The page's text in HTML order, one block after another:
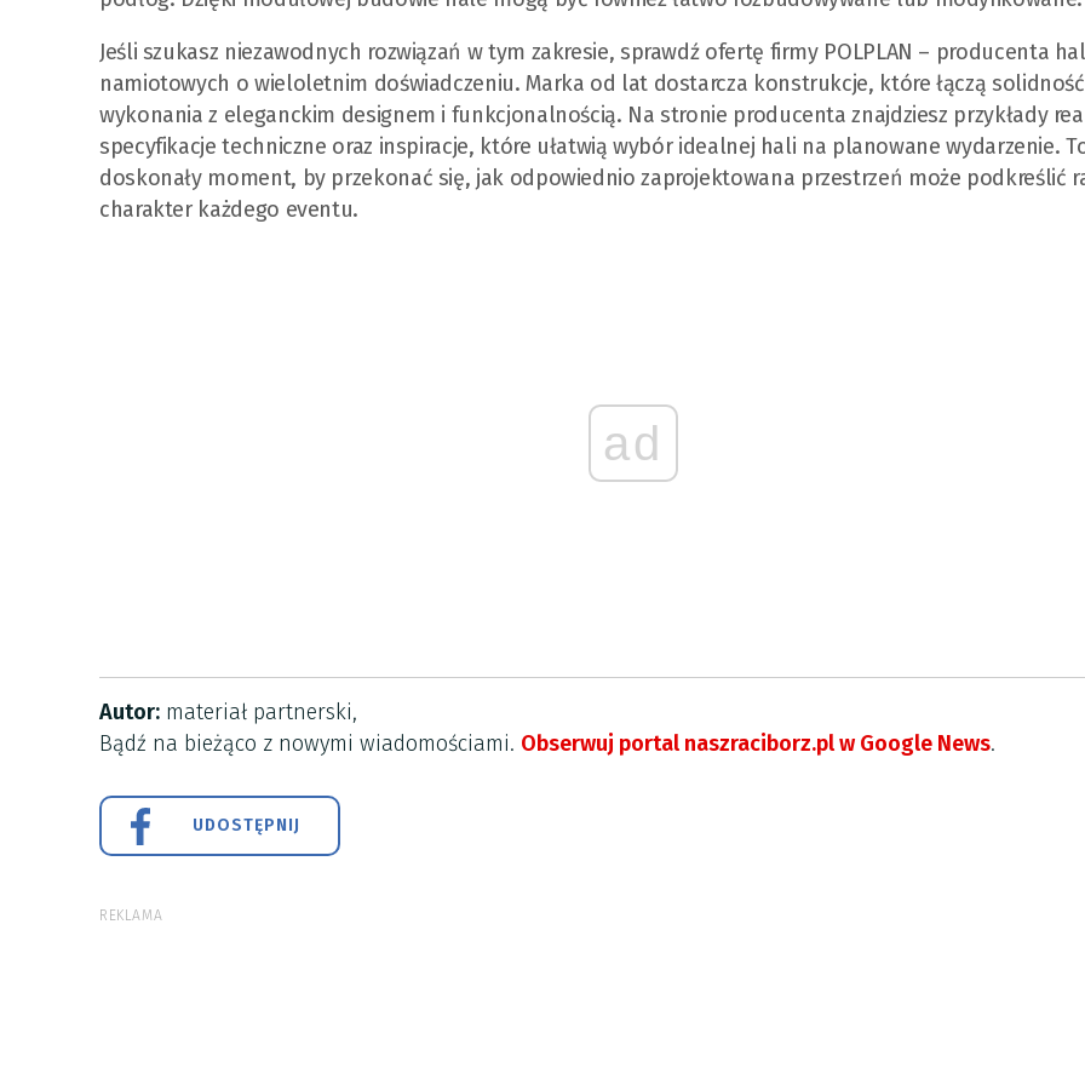
Jeśli szukasz niezawodnych rozwiązań w tym zakresie, sprawdź ofertę firmy POLPLAN – producenta hal
namiotowych o wieloletnim doświadczeniu. Marka od lat dostarcza konstrukcje, które łączą solidność
wykonania z eleganckim designem i funkcjonalnością. Na stronie producenta znajdziesz przykłady
specyfikacje techniczne oraz inspiracje, które ułatwią wybór idealnej hali na planowane wydarzenie.
doskonały moment, by przekonać się, jak odpowiednio zaprojektowana przestrzeń może podkreślić
charakter każdego eventu.
ad
Autor: materiał partnerski,
Bądź na bieżąco z nowymi wiadomościami. Obserwuj portal naszraciborz.pl w Google News.
UDOSTĘPNIJ
REKLAMA